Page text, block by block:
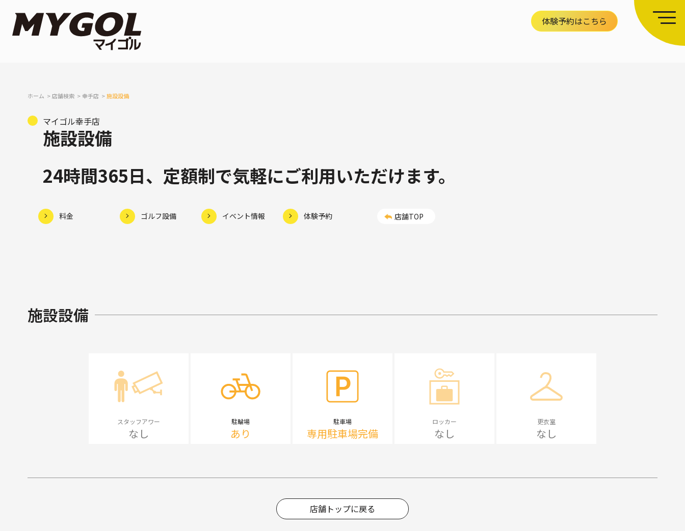
体験予約はこちら
ホーム 店舗検索 幸手店 施設設備
マイゴル幸手店
施設設備
24時間365日、定額制で気軽にご利用いただけます。
料金 ゴルフ設備 イベント情報 体験予約 店舗TOP
施設設備
スタッフアワー
なし
駐輪場
あり
駐車場
専用駐車場完備
ロッカー
なし
更衣室
なし
店舗トップに戻る